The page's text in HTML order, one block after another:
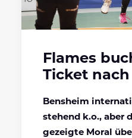
Flames
Ticket nach
Bensheim
stehend k.o., aber
gezeigte Moral